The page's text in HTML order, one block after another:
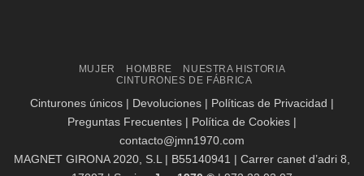
MUJER HOMBRE
NUESTRA HISTORIA
CINTURONES DE FÁBRICA
Cinturones únicos | Devoluciones | Políticas de Privacidad |
Preguntas Frecuentes | Política de Cookies |
contacto@jmn1970.com
MAGNET GIRONA 2020, S.L | B55140941 | Carrer canet d’adri 8,